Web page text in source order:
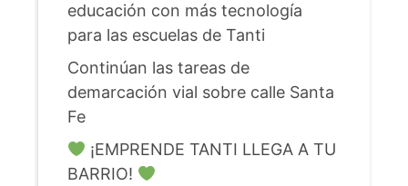
educación con más tecnología
para las escuelas de Tanti
Continúan las tareas de
demarcación vial sobre calle Santa
Fe
¡EMPRENDE TANTI LLEGA A TU
BARRIO!